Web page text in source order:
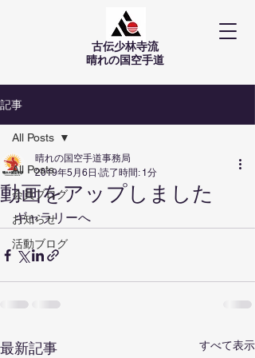
古伝少林寺流
​晴れの国空手道
記事
All Posts
会員ブログ
お知らせ
活動ブログ
All Posts
動画をアップしました
晴れの国空手道事務局
2019年5月6日 読了時間: 1分
ギャラリーへ
最新記事 すべて表示